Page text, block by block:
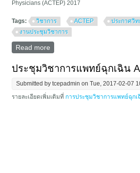
Physicians (ACTEP) 2017
Tags: วิชาการ ACTEP
ประกาศวิ
งานประชุมวิชาการ
Read more
ประชุมวิชาการแพทย์ฉุกเฉิน
Submitted bytcepadmin on Tue, 2017-02-07
รายละเอียดเพิ่มเติมที่ การประชุมวิชาการแพทย์ฉุกเ